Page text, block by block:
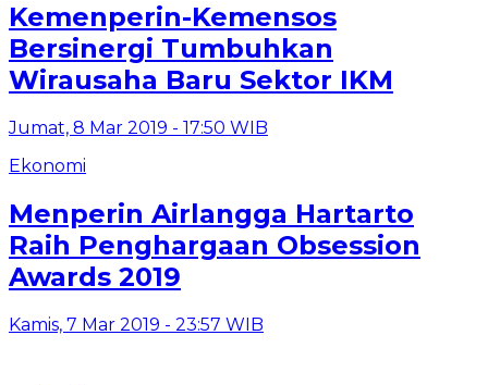
Kemenperin-Kemensos
Bersinergi Tumbuhkan
Wirausaha Baru Sektor IKM
Jumat, 8 Mar 2019 - 17:50 WIB
Ekonomi
Menperin Airlangga Hartarto
Raih Penghargaan Obsession
Awards 2019
Kamis, 7 Mar 2019 - 23:57 WIB